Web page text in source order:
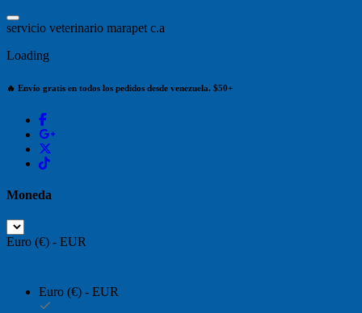
Saltar
al
servicio veterinario marapet c.a
Loading
🔥 Envío gratis en todos los pedidos desde venezuela. $50+
Moneda
Euro (€) - EUR
Euro (€) - EUR